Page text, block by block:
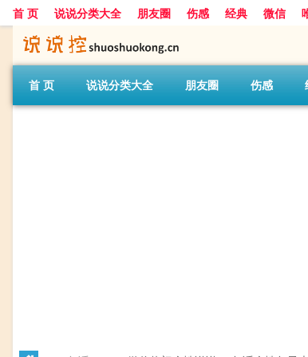
首 页 说说分类大全 朋友圈 伤感 经典 微信
首 页 说说分类大全 朋友圈 伤感